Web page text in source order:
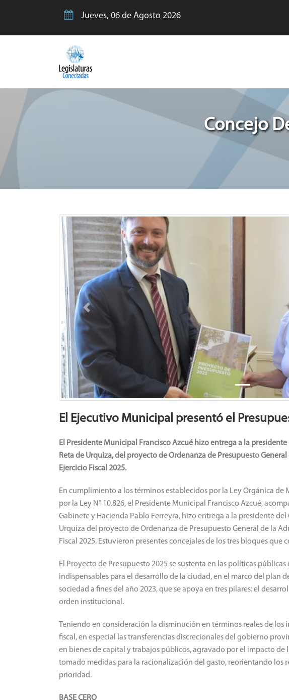
Jueves, 06 de Agosto 2026
Concejo
Previous
El Ejecutivo Municipal presentó el
El Presidente Municipal Francisco Azcué hizo entrega a la
Reta de Urquiza, del proyecto de Ordenanza de Presupuesto
Ejercicio Fiscal 2025.
En cumplimiento a los términos establecidos por la Ley Orgánica de
por la Ley N° 10.826, el Presidente Municipal Francisco Azcué,
Gabinete y Hacienda Pablo Ferreyra, hizo entrega a la presidente
Urquiza del proyecto de Ordenanza de Presupuesto General de la
Fiscal 2025. Estuvieron presentes concejales de los tres bloques
El Proyecto de Presupuesto 2025 se sustenta en las políticas
indispensables para el desarrollo de la ciudad, en el marco del plan
sociedad a fines del año 2023, que se apoya en tres pilares: el
orden institucional.
Teniendo en consideración la disminución en términos reales de los
fiscal, en especial las transferencias discrecionales del gobierno
en bienes de capital y trabajos públicos, agravado por el impacto de
tomado medidas para la racionalización del gasto, reorientando los
prioridad.
BASE CERO